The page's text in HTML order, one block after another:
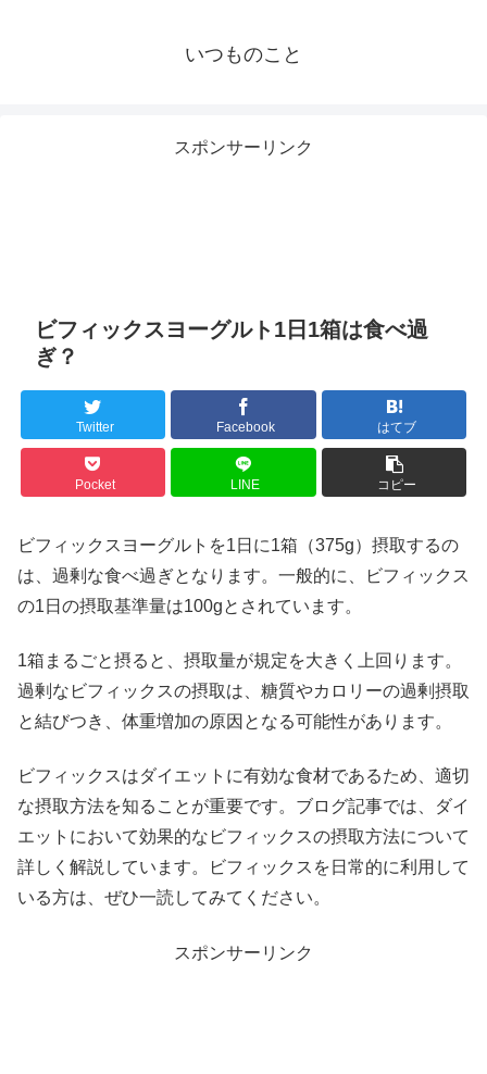
いつものこと
スポンサーリンク
ビフィックスヨーグルト1日1箱は食べ過
ぎ？
Twitter Facebook はてブ
Pocket LINE コピー
ビフィックスヨーグルトを1日に1箱（375g）摂取するの
は、過剰な食べ過ぎとなります。一般的に、ビフィックス
の1日の摂取基準量は100gとされています。
1箱まるごと摂ると、摂取量が規定を大きく上回ります。
過剰なビフィックスの摂取は、糖質やカロリーの過剰摂取
と結びつき、体重増加の原因となる可能性があります。
ビフィックスはダイエットに有効な食材であるため、適切
な摂取方法を知ることが重要です。ブログ記事では、ダイ
エットにおいて効果的なビフィックスの摂取方法について
詳しく解説しています。ビフィックスを日常的に利用して
いる方は、ぜひ一読してみてください。
スポンサーリンク